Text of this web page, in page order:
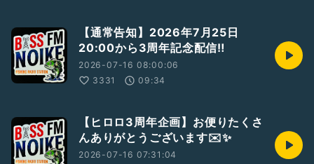
【通常告知】2026年7月25日
20:00から3周年記念配信‼️
2026-07-16 08:00:06
3331
09:34
【ヒロロ3周年企画】お便りたくさ
んありがとうございます✉️✨️
2026-07-16 07:31:04